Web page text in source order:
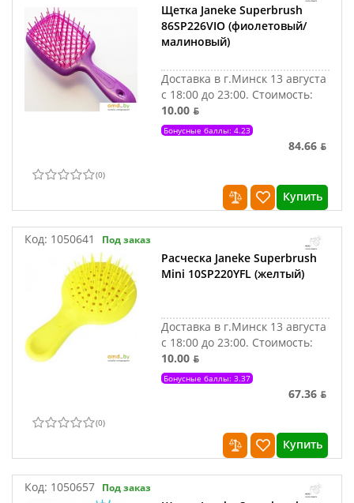
Щетка Janeke Superbrush
86SP226VIO (фиолетовый/
малиновый)
Доставка в г.Минск 13 августа
с 18:00 до 23:00. Стоимость:
10.00 ƃ
Бонусные баллы: 4.23
84.66 ƃ
(0)
Купить
Код: 1050641 Под заказ
Расческа Janeke Superbrush
Mini 10SP220YFL (желтый)
Доставка в г.Минск 13 августа
с 18:00 до 23:00. Стоимость:
10.00 ƃ
Бонусные баллы: 3.37
67.36 ƃ
(0)
Купить
Код: 1050657 Под заказ